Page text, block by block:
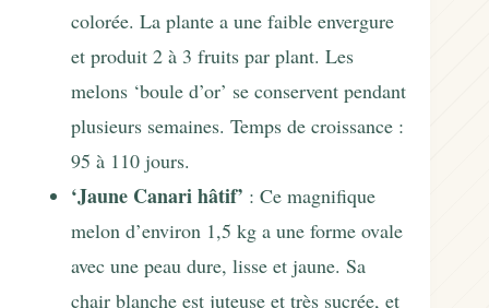
colorée. La plante a une faible envergure
et produit 2 à 3 fruits par plant. Les
melons ‘boule d’or’ se conservent pendant
plusieurs semaines. Temps de croissance :
95 à 110 jours.
‘Jaune Canari hâtif’ : Ce magnifique
melon d’environ 1,5 kg a une forme ovale
avec une peau dure, lisse et jaune. Sa
chair blanche est juteuse et très sucrée, et